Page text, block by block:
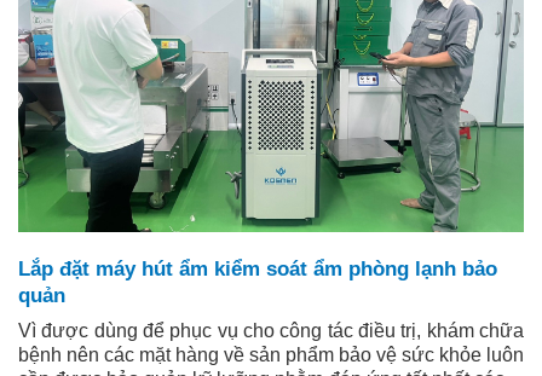
Lắp đặt máy hút ẩm kiểm soát ẩm phòng lạnh bảo
quản
Vì được dùng để phục vụ cho công tác điều trị, khám chữa
bệnh nên các mặt hàng về sản phẩm bảo vệ sức khỏe luôn